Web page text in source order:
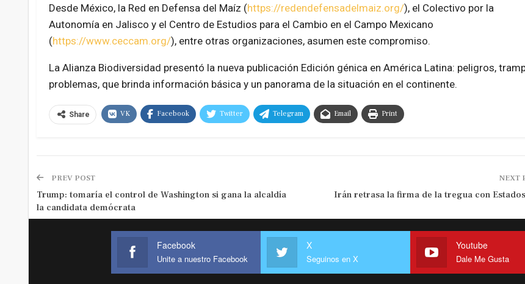
Desde México, la Red en Defensa del Maíz (https://redendefensadelmaiz.org/), el Colectivo por la
Autonomía en Jalisco y el Centro de Estudios para el Cambio en el Campo Mexicano
(https://www.ceccam.org/), entre otras organizaciones, asumen este compromiso.
La Alianza Biodiversidad presentó la nueva publicación Edición génica en América Latina: peligros,
problemas, que brinda información básica y un panorama de la situación en el continente.
Share VK Facebook Twitter Telegram Email Print
PREV POST
Trump: tomaría el control de Washington si gana la alcaldía
la candidata demócrata
NEXT
Irán retrasa la firma de la tregua con
Facebook
Unite a nuestro Facebook
X
Seguinos en X
Youtube
Dale Me Gusta